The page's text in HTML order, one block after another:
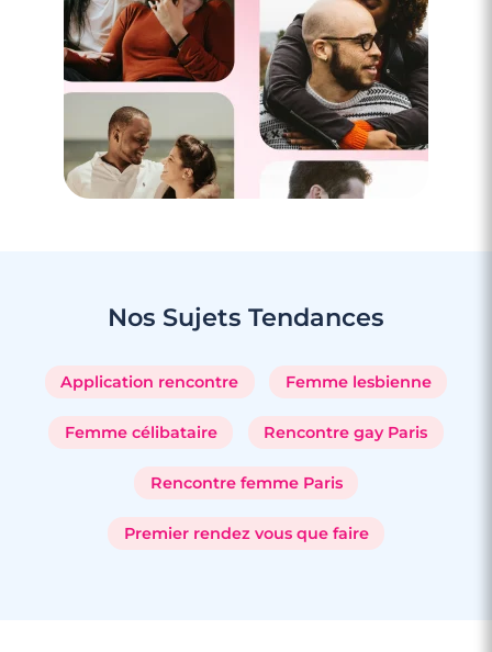
Nos Sujets Tendances
Application rencontre Femme lesbienne
Femme célibataire Rencontre gay Paris
Rencontre femme Paris
Premier rendez vous que faire